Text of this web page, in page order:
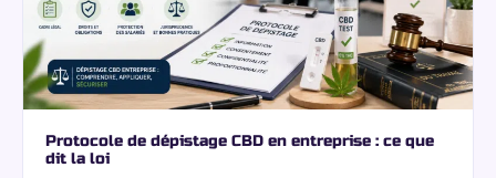
Protocole de dépistage CBD en entreprise : ce que
dit la loi